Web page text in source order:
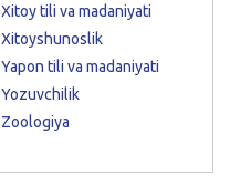
Xitoy tili va madaniyati
Xitoyshunoslik
Yapon tili va madaniyati
Yozuvchilik
Zoologiya